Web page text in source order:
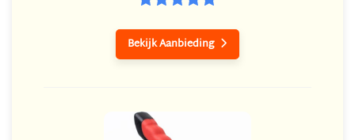
Bekijk Aanbieding 